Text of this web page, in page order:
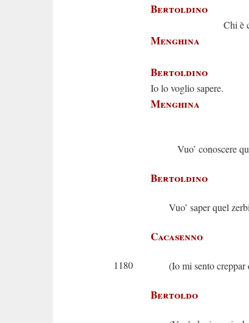
Bertoldino
Chi è
Menghina
Io
Bertoldino
Io lo voglio sapere.
Menghina
Io lo
Vuo’ conoscere
Bertoldino
Vuo’ saper quel
Cacasenno
1180 (Io mi sento creppar
Bertoldo